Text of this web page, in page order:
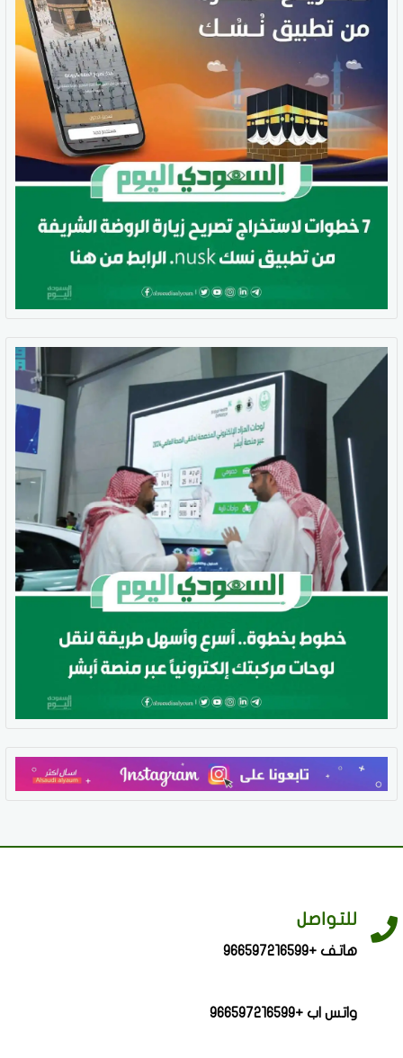
للتواصل
هاتف +966597216599
واتس اب +966597216599